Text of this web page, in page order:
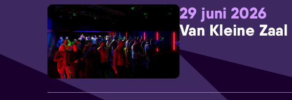
29 juni 2026
Van Kleine